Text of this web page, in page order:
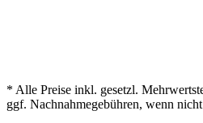
* Alle Preise inkl. gesetzl.
ggf. Nachnahmegebühren, wenn